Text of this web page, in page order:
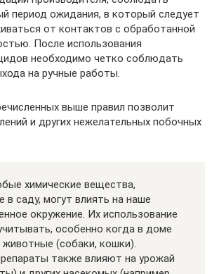
период ожидания, в который следует
от контактов с обработанной
После использования
необходимо четко соблюдать
на ручные работы.
выше правил позволит
и других нежелательных побочных
химические вещества,
в саду, могут влиять на наше
окружение. Их использование
особенно когда в доме
(собаки, кошки).
также влияют на урожай